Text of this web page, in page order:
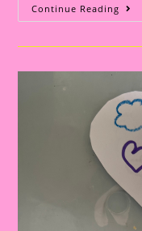
Continue Reading